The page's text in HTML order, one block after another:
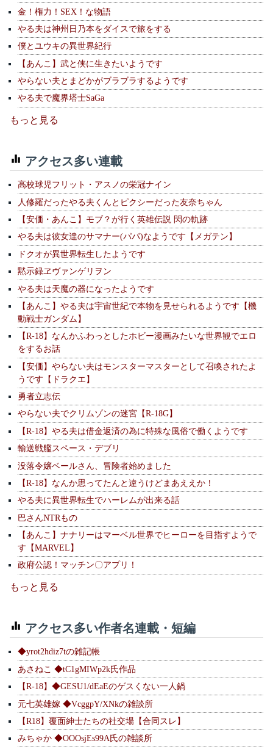
金！権力！SEX！な物語
やる夫は神州日乃本をダイスで旅をする
僕とユウキの異世界紀行
【あんこ】武と侠に生きたいようです
やらない夫とまどかがブラブラするようです
やる夫で魔界塔士SaGa
もっと見る
アクセス多い連載
高校球児フリット・アスノの栄冠ナイン
人修羅だったやる夫くんとピクシーだった友奈ちゃん
【安価・あんこ】モブ？が行く英雄伝説 閃の軌跡
やる夫は彼女達のサマナー(パパ)なようです【メガテン】
ドクオが異世界転生したようです
黙示録ヱヴァンゲリヲン
やる夫は天魔の器になったようです
【あんこ】やる夫は宇宙世紀で本物を見せられるようです【機
動戦士ガンダム】
【R-18】なんかふわっとしたホビー漫画みたいな世界観でエロ
をするお話
【安価】やらない夫はモンスターマスターとして召喚されたよ
うです【ドラクエ】
勇者立志伝
やらない夫でクリムゾンの迷宮【R-18G】
【R-18】やる夫は借金返済の為に特殊な風俗で働くようです
輸送戦艦スペース・デブリ
没落令嬢ベールさん、冒険者始めました
【R-18】なんか思ってたんと違うけどまあええか！
やる夫に異世界転生でハーレムが出来る話
巴さんNTRもの
【あんこ】ナナリーはマーベル世界でヒーローを目指すようで
す【MARVEL】
政府公認！マッチン〇アプリ！
もっと見る
アクセス多い作者名連載・短編
◆yrot2hdiz7tの雑記帳
あさねこ ◆tC1gMIWp2k氏作品
【R-18】◆GESU1/dEaEのゲスくない一人鍋
元七英雄嫁 ◆VcggpY/XNkの雑談所
【R18】覆面紳士たちの社交場【合同スレ】
みちゃか ◆OOOsjEs99A氏の雑談所